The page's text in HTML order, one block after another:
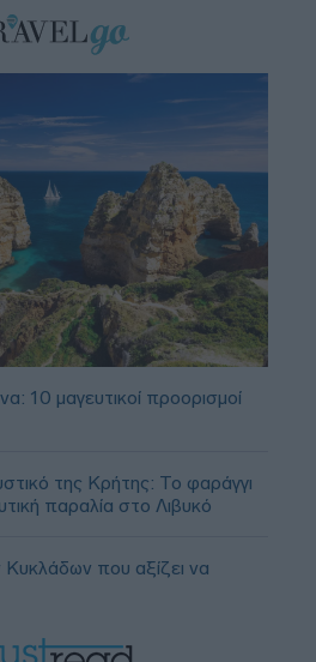
10 μαγευτικοί προορισμοί
της Κρήτης: Το φαράγγι
παραλία στο Λιβυκό
που αξίζει να